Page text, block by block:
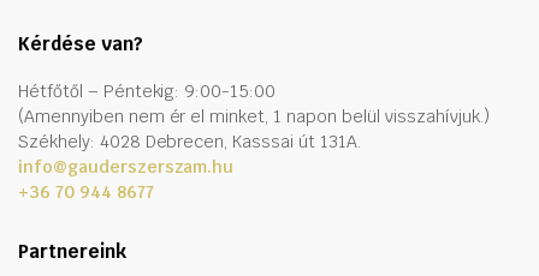
Kérdése van?
Hétfőtől – Péntekig: 9:00-15:00
(Amennyiben nem ér el minket, 1 napon belül visszahívjuk.)
Székhely: 4028 Debrecen, Kasssai út 131A.
info@gauderszerszam.hu
+36 70 944 8677
Partnereink